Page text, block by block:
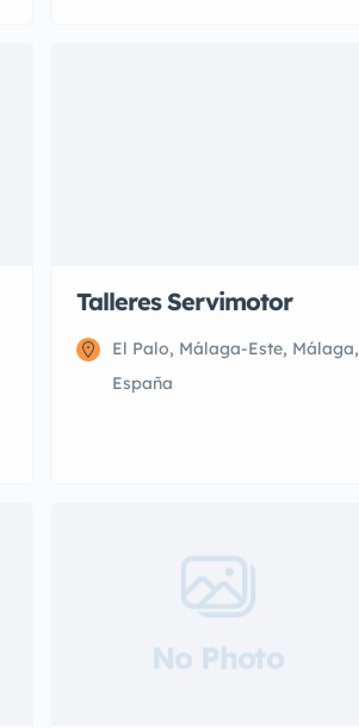
Talleres Servimotor
El Palo, Málaga-Este, Málaga,
España
No Photo